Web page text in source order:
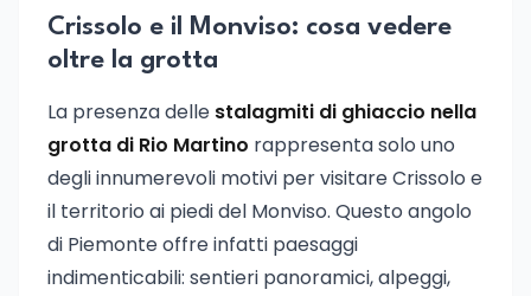
Crissolo e il Monviso: cosa vedere
oltre la grotta
La presenza delle stalagmiti di ghiaccio nella
grotta di Rio Martino rappresenta solo uno
degli innumerevoli motivi per visitare Crissolo e
il territorio ai piedi del Monviso. Questo angolo
di Piemonte offre infatti paesaggi
indimenticabili: sentieri panoramici, alpeggi,